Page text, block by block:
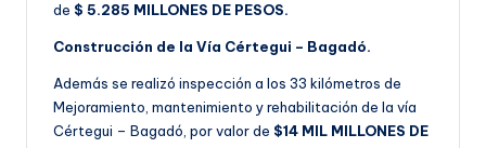
de $ 5.285 MILLONES DE PESOS.
Construcción de la Vía Cértegui – Bagadó.
Además se realizó inspección a los 33 kilómetros de
Mejoramiento, mantenimiento y rehabilitación de la vía
Cértegui – Bagadó, por valor de $14 MIL MILLONES DE